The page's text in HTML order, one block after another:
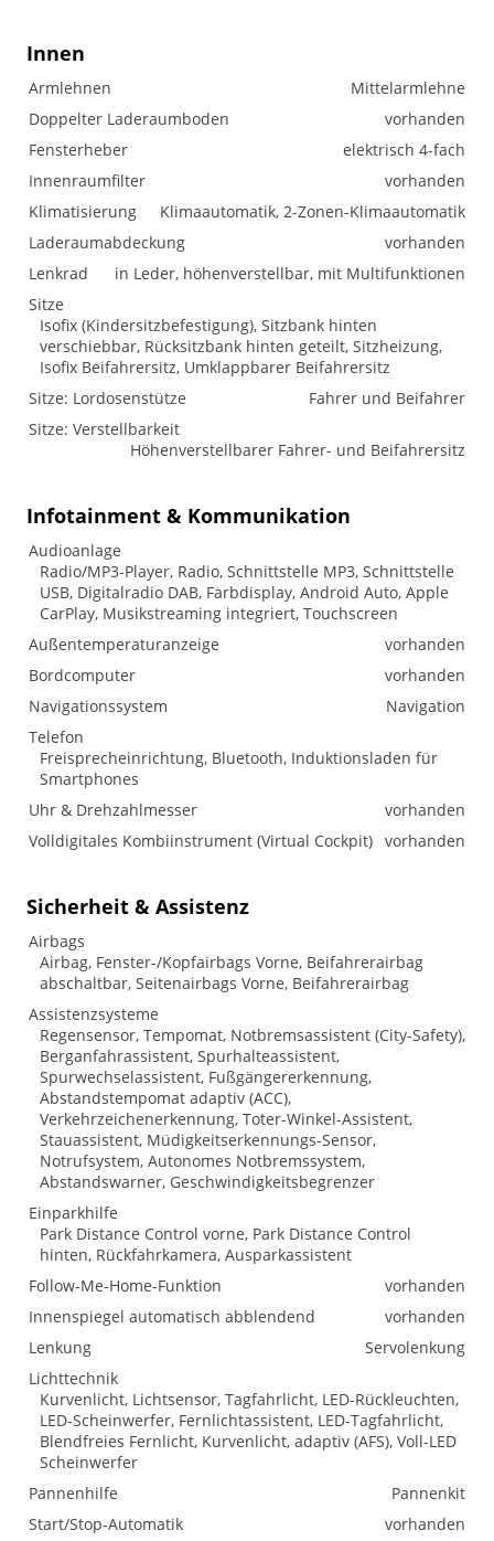
Innen
Armlehnen
Mittelarmlehne
Doppelter Laderaumboden
vorhanden
Fensterheber
elektrisch 4-fach
Innenraumfilter
vorhanden
Klimatisierung
Klimaautomatik, 2-Zonen-Klimaautomatik
Laderaumabdeckung
vorhanden
Lenkrad
in Leder, höhenverstellbar, mit Multifunktionen
Sitze
Isofix (Kindersitzbefestigung), Sitzbank hinten
verschiebbar, Rücksitzbank hinten geteilt, Sitzheizung,
Isofix Beifahrersitz, Umklappbarer Beifahrersitz
Sitze: Lordosenstütze
Fahrer und Beifahrer
Sitze: Verstellbarkeit
Höhenverstellbarer Fahrer- und Beifahrersitz
Infotainment & Kommunikation
Audioanlage
Radio/MP3-Player, Radio, Schnittstelle MP3, Schnittstelle
USB, Digitalradio DAB, Farbdisplay, Android Auto, Apple
CarPlay, Musikstreaming integriert, Touchscreen
Außentemperaturanzeige
vorhanden
Bordcomputer
vorhanden
Navigationssystem
Navigation
Telefon
Freisprecheinrichtung, Bluetooth, Induktionsladen für
Smartphones
Uhr & Drehzahlmesser
vorhanden
Volldigitales Kombiinstrument (Virtual Cockpit) vorhanden
Sicherheit & Assistenz
Airbags
Airbag, Fenster-/Kopfairbags Vorne, Beifahrerairbag
abschaltbar, Seitenairbags Vorne, Beifahrerairbag
Assistenzsysteme
Regensensor, Tempomat, Notbremsassistent (City-Safety),
Berganfahrassistent, Spurhalteassistent,
Spurwechselassistent, Fußgängererkennung,
Abstandstempomat adaptiv (ACC),
Verkehrzeichenerkennung, Toter-Winkel-Assistent,
Stauassistent, Müdigkeitserkennungs-Sensor,
Notrufsystem, Autonomes Notbremssystem,
Abstandswarner, Geschwindigkeitsbegrenzer
Einparkhilfe
Park Distance Control vorne, Park Distance Control
hinten, Rückfahrkamera, Ausparkassistent
Follow-Me-Home-Funktion
vorhanden
Innenspiegel automatisch abblendend
vorhanden
Lenkung
Servolenkung
Lichttechnik
Kurvenlicht, Lichtsensor, Tagfahrlicht, LED-Rückleuchten,
LED-Scheinwerfer, Fernlichtassistent, LED-Tagfahrlicht,
Blendfreies Fernlicht, Kurvenlicht, adaptiv (AFS), Voll-LED
Scheinwerfer
Pannenhilfe
Pannenkit
Start/Stop-Automatik
vorhanden